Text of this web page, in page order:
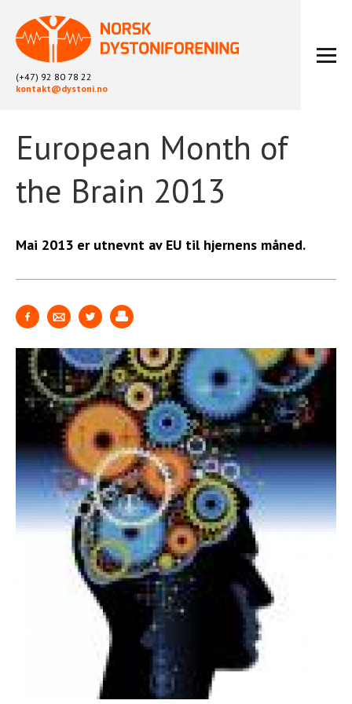
(+47) 92 80 78 22
kontakt@dystoni.no
HJEM
LOKALLAG
KONTAKT
KALENDER
ARKIV
FYSIOTERAPI
STØTT VÅRT ARBEID
European Month of
the Brain 2013
Mai 2013 er utnevnt av EU til hjernens måned.